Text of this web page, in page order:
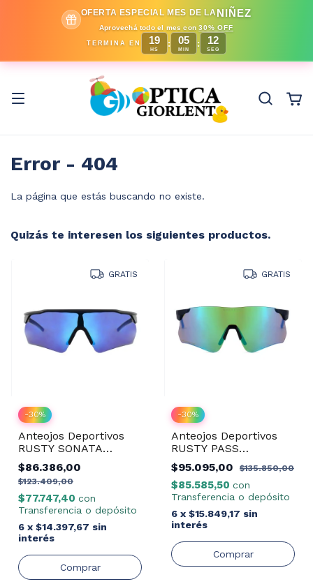
OFERTA ESPECIAL MES DE LANIÑEZ
Aprovechá todo el mes con30% OFF
TERMINA EN 19
HS
: 05
MIN
: 12
SEG
Error - 404
La página que estás buscando no existe.
Quizás te interesen los siguientes productos.
GRATIS
-30%
Anteojos Deportivos
RUSTY SONATA
MBLK/REVO BLUE
$86.386,00
$123.409,00
$77.747,40 con
Transferencia o depósito
6 x $14.397,67 sin
interés
GRATIS
-30%
Anteojos Deportivos
RUSTY PASS
MBLUE/REVO GREEN
$95.095,00 $135.850,00
$85.585,50 con
Transferencia o depósito
6 x $15.849,17 sin
interés